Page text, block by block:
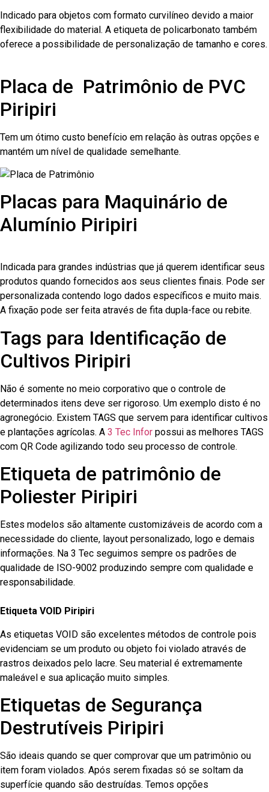
Indicado para objetos com formato curvilíneo devido a maior
flexibilidade do material. A etiqueta de policarbonato também
oferece a possibilidade de personalização de tamanho e cores.
Placa de Patrimônio de PVC
Piripiri
Tem um ótimo custo benefício em relação às outras opções e
mantém um nível de qualidade semelhante.
Placas para Maquinário de
Alumínio Piripiri
Indicada para grandes indústrias que já querem identificar seus
produtos quando fornecidos aos seus clientes finais. Pode ser
personalizada contendo logo dados específicos e muito mais.
A fixação pode ser feita através de fita dupla-face ou rebite.
Tags para Identificação de
Cultivos Piripiri
Não é somente no meio corporativo que o controle de
determinados itens deve ser rigoroso. Um exemplo disto é no
agronegócio. Existem TAGS que servem para identificar cultivos
e plantações agrícolas. A 3 Tec Infor possui as melhores TAGS
com QR Code agilizando todo seu processo de controle.
Etiqueta de patrimônio de
Poliester Piripiri
Estes modelos são altamente customizáveis de acordo com a
necessidade do cliente, layout personalizado, logo e demais
informações. Na 3 Tec seguimos sempre os padrões de
qualidade de ISO-9002 produzindo sempre com qualidade e
responsabilidade.
Etiqueta VOID Piripiri
As etiquetas VOID são excelentes métodos de controle pois
evidenciam se um produto ou objeto foi violado através de
rastros deixados pelo lacre. Seu material é extremamente
maleável e sua aplicação muito simples.
Etiquetas de Segurança
Destrutíveis Piripiri
São ideais quando se quer comprovar que um patrimônio ou
item foram violados. Após serem fixadas só se soltam da
superfície quando são destruídas. Temos opções